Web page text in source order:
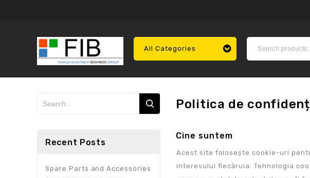
All Categories
Politica de
Cine suntem
Acest site folosește cookie-uri
interesului fiecăruia. Tehnologia
Recent Posts
Spare Parts and Accessories